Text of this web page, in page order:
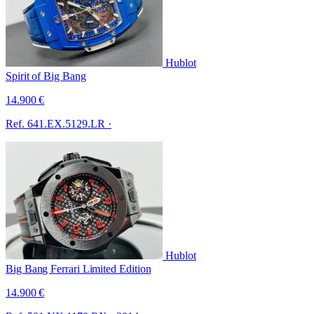
Hublot
Spirit of Big Bang
14.900 €
Ref. 641.EX.5129.LR ·
Hublot
Big Bang Ferrari Limited Edition
14.900 €